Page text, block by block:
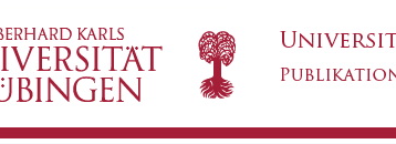
Eine qualitative Studie anhand